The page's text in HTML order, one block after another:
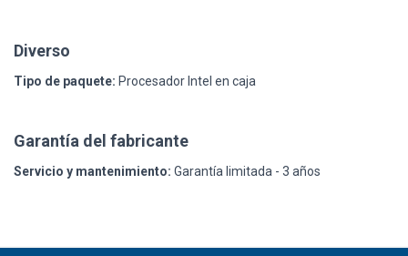
Diverso
Tipo de paquete: Procesador Intel en caja
Garantía del fabricante
Servicio y mantenimiento: Garantía limitada - 3 años